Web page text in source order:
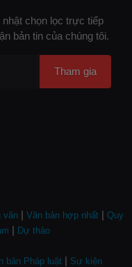
chọn lọc trực tiếp
bản tin của chúng tôi.
Tham gia
văn | Văn bản hợp nhất | Quy
| Dự thảo
bản Pháp luật | Sự kiện